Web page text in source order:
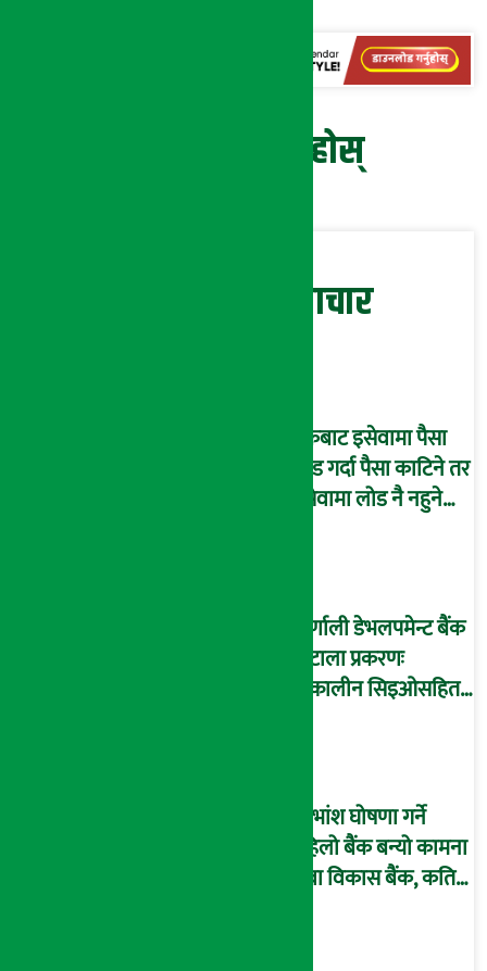
प्रतिक्रिया दिनुहोस्
सम्बन्धित समाचार
बैंकबाट इसेवामा पैसा
लोड गर्दा पैसा काटिने तर
इसेवामा लोड नै नहुने
कर्णाली डेभलपमेन्ट बैंक
घोटाला प्रकरणः
तत्कालीन सिइओसहित
लाभांश घोषणा गर्ने
पहिलो बैंक बन्यो कामना
सेवा विकास बैंक, कति